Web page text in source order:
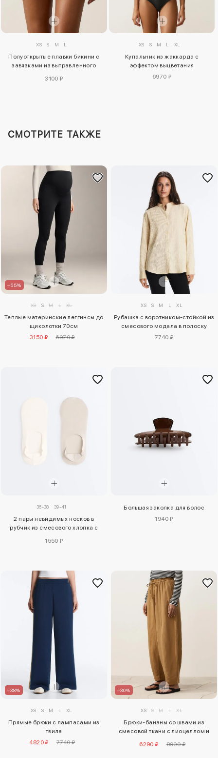
XS S M L
Полуоткрытые плавки бикини с
завязками из вытравленного
3100 ₽
XS S M L XL
Купальник из жаккарда с
эффектом выцветания
6970 ₽
СМОТРИТЕ ТАКЖЕ
–55%
XS S M L XL
Теплые материнские леггинсы до
щиколотки 70см
3150 ₽
6970 ₽
XS S M L XL
Рубашка с воротником-стойкой из
смесового модала в полоску
7740 ₽
36-38 39-41
2 пары невидимых носков в
рубчик из смесового хлопка с
1550 ₽
Большая заколка для волос
1940 ₽
–38%
XS S M L XL
Прямые брюки с лампасами из
твила
4820 ₽
7740 ₽
–30%
XS S M L XL
Брюки-бананы со швами из
смесовой ткани с лиоцеллом и
6290 ₽ 8900 ₽